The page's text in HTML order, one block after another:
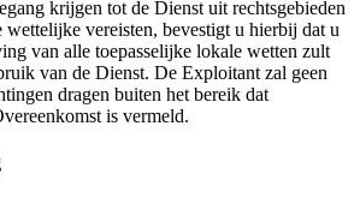
krijgen tot de Dienst uit rechtsgebieden
wettelijke vereisten, bevestigt u hierbij dat u
van alle toepasselijke lokale wetten zult
van de Dienst. De Exploitant zal geen
dragen buiten het bereik dat
is vermeld.